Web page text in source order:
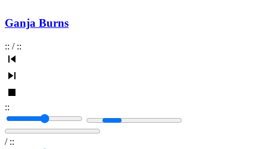
Ganja Burns
:: / ::
::
/ ::